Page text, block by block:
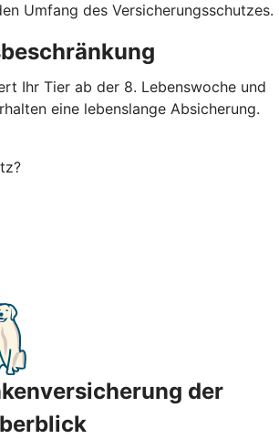
Umfang des Versicherungsschutzes.
Ihr Tier ab der 8. Lebenswoche und
eine lebenslange Absicherung.
der